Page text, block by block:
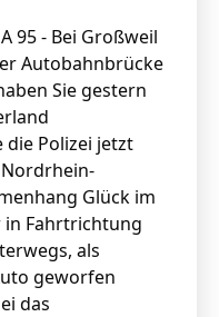
95 - Bei Großweil
Autobahnbrücke
Sie gestern
die Polizei jetzt
Glück im
in Fahrtrichtung
als
geworfen
das